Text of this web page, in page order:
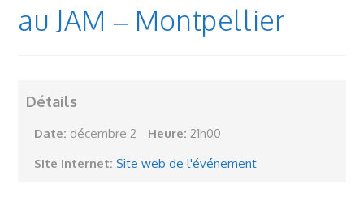
au JAM – Montpellier
Détails
Date: décembre 2 Heure: 21h00
Site internet: Site web de l'événement